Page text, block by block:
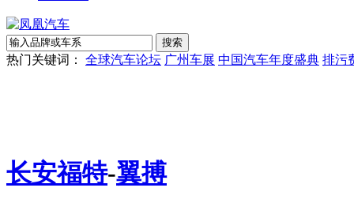
热门关键词： 全球汽车论坛 广州车展 中国汽车年度盛典 排污
长安福特-翼搏